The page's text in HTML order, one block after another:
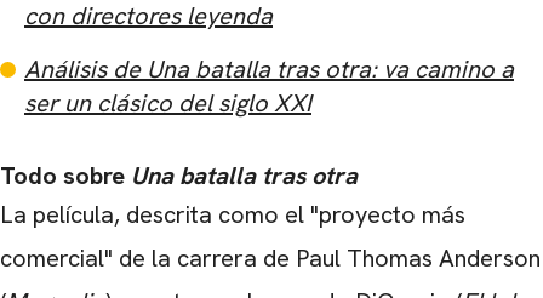
con directores leyenda
Análisis de Una batalla tras otra: va camino a
ser un clásico del siglo XXI
Todo sobre Una batalla tras otra
La película, descrita como el "proyecto más
comercial" de la carrera de Paul Thomas Anderson